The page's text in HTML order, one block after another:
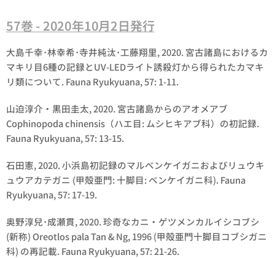
57巻 - 2020年10月2日発行
大島千幸･林幸希･寺井純汰･工藤翔里, 2020. 宮古諸島におけるカ
マキリ目6種の記録とUV-LEDライト誘殺灯から得られたカマキ
リ類について. Fauna Ryukyuana, 57: 1-11.
山迫淳介・黒田圭太, 2020. 宮古諸島からのアオメアブ
Cophinopoda chinensis （ハエ目: ムシヒキアブ科）の初記録.
Fauna Ryukyuana, 57: 13-15.
石田憲, 2020. 小浜島初記録のマルベンケイガニおよびリュウキ
ュウアカテガニ (甲殻亜門: 十脚目: ベンケイガニ科). Fauna
Ryukyuana, 57: 17-19.
奥野淳兒･成瀬貫, 2020. 珍奇なカニ・ゲツメンカルイシコブシ
(新称) Oreotlos pala Tan & Ng, 1996 (甲殻亜門十脚目コブシガニ
科) の再記載. Fauna Ryukyuana, 57: 21-26.